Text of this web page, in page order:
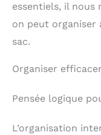
essentiels, il
on peut organiser
sac.
Organiser
Pensée logique
L’organisation